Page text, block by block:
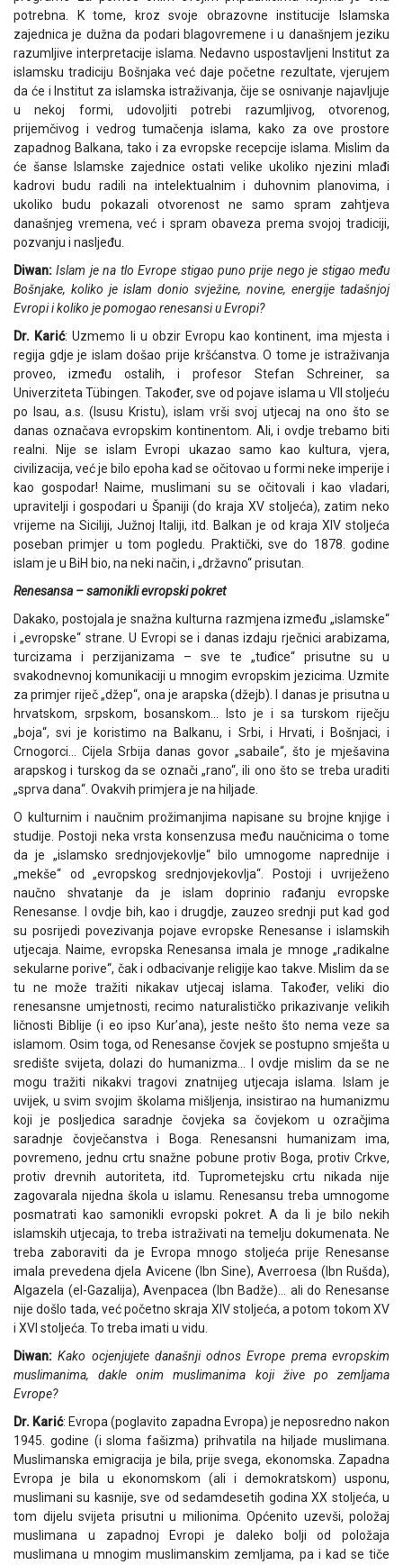
potrebna. K tome, kroz svoje obrazovne institucije Islamska
zajednica je dužna da podari blagovremene i u današnjem jeziku
razumljive interpretacije islama. Nedavno uspostavljeni Institut za
islamsku tradiciju Bošnjaka već daje početne rezultate, vjerujem
da će i Institut za islamska istraživanja, čije se osnivanje najavljuje
u nekoj formi, udovoljiti potrebi razumljivog, otvorenog,
prijemčivog i vedrog tumačenja islama, kako za ove prostore
zapadnog Balkana, tako i za evropske recepcije islama. Mislim da
će šanse Islamske zajednice ostati velike ukoliko njezini mlađi
kadrovi budu radili na intelektualnim i duhovnim planovima, i
ukoliko budu pokazali otvorenost ne samo spram zahtjeva
današnjeg vremena, već i spram obaveza prema svojoj tradiciji,
pozvanju i nasljeđu.
Diwan: Islam je na tlo Evrope stigao puno prije nego je stigao među
Bošnjake, koliko je islam donio svježine, novine, energije tadašnjoj
Evropi i koliko je pomogao renesansi u Evropi?
Dr. Karić: Uzmemo li u obzir Evropu kao kontinent, ima mjesta i
regija gdje je islam došao prije kršćanstva. O tome je istraživanja
proveo, između ostalih, i profesor Stefan Schreiner, sa
Univerziteta Tübingen. Također, sve od pojave islama u VII stoljeću
po Isau, a.s. (Isusu Kristu), islam vrši svoj utjecaj na ono što se
danas označava evropskim kontinentom. Ali, i ovdje trebamo biti
realni. Nije se islam Evropi ukazao samo kao kultura, vjera,
civilizacija, već je bilo epoha kad se očitovao u formi neke imperije i
kao gospodar! Naime, muslimani su se očitovali i kao vladari,
upravitelji i gospodari u Španiji (do kraja XV stoljeća), zatim neko
vrijeme na Siciliji, Južnoj Italiji, itd. Balkan je od kraja XIV stoljeća
poseban primjer u tom pogledu. Praktički, sve do 1878. godine
islam je u BiH bio, na neki način, i „državno“ prisutan.
Renesansa – samonikli evropski pokret
Dakako, postojala je snažna kulturna razmjena između „islamske“
i „evropske“ strane. U Evropi se i danas izdaju rječnici arabizama,
turcizama i perzijanizama – sve te „tuđice“ prisutne su u
svakodnevnoj komunikaciji u mnogim evropskim jezicima. Uzmite
za primjer riječ „džep“, ona je arapska (džejb). I danas je prisutna u
hrvatskom, srpskom, bosanskom… Isto je i sa turskom riječju
„boja“, svi je koristimo na Balkanu, i Srbi, i Hrvati, i Bošnjaci, i
Crnogorci… Cijela Srbija danas govor „sabaile“, što je mješavina
arapskog i turskog da se označi „rano“, ili ono što se treba uraditi
„sprva dana“. Ovakvih primjera je na hiljade.
O kulturnim i naučnim prožimanjima napisane su brojne knjige i
studije. Postoji neka vrsta konsenzusa među naučnicima o tome
da je „islamsko srednjovjekovlje“ bilo umnogome naprednije i
„mekše“ od „evropskog srednjovjekovlja“. Postoji i uvriježeno
naučno shvatanje da je islam doprinio rađanju evropske
Renesanse. I ovdje bih, kao i drugdje, zauzeo srednji put kad god
su posrijedi povezivanja pojave evropske Renesanse i islamskih
utjecaja. Naime, evropska Renesansa imala je mnoge „radikalne
sekularne porive“, čak i odbacivanje religije kao takve. Mislim da se
tu ne može tražiti nikakav utjecaj islama. Također, veliki dio
renesansne umjetnosti, recimo naturalističko prikazivanje velikih
ličnosti Biblije (i eo ipso Kur’ana), jeste nešto što nema veze sa
islamom. Osim toga, od Renesanse čovjek se postupno smješta u
središte svijeta, dolazi do humanizma… I ovdje mislim da se ne
mogu tražiti nikakvi tragovi znatnijeg utjecaja islama. Islam je
uvijek, u svim svojim školama mišljenja, insistirao na humanizmu
koji je posljedica saradnje čovjeka sa čovjekom u ozračjima
saradnje čovječanstva i Boga. Renesansni humanizam ima,
povremeno, jednu crtu snažne pobune protiv Boga, protiv Crkve,
protiv drevnih autoriteta, itd. Tuprometejsku crtu nikada nije
zagovarala nijedna škola u islamu. Renesansu treba umnogome
posmatrati kao samonikli evropski pokret. A da li je bilo nekih
islamskih utjecaja, to treba istraživati na temelju dokumenata. Ne
treba zaboraviti da je Evropa mnogo stoljeća prije Renesanse
imala prevedena djela Avicene (Ibn Sine), Averroesa (Ibn Rušda),
Algazela (el-Gazalija), Avenpacea (Ibn Badže)… ali do Renesanse
nije došlo tada, već početno skraja XIV stoljeća, a potom tokom XV
i XVI stoljeća. To treba imati u vidu.
Diwan: Kako ocjenjujete današnji odnos Evrope prema evropskim
muslimanima, dakle onim muslimanima koji žive po zemljama
Evrope?
Dr. Karić: Evropa (poglavito zapadna Evropa) je neposredno nakon
1945. godine (i sloma fašizma) prihvatila na hiljade muslimana.
Muslimanska emigracija je bila, prije svega, ekonomska. Zapadna
Evropa je bila u ekonomskom (ali i demokratskom) usponu,
muslimani su kasnije, sve od sedamdesetih godina XX stoljeća, u
tom dijelu svijeta prisutni u milionima. Općenito uzevši, položaj
muslimana u zapadnoj Evropi je daleko bolji od položaja
muslimana u mnogim muslimanskim zemljama, pa i kad se tiče